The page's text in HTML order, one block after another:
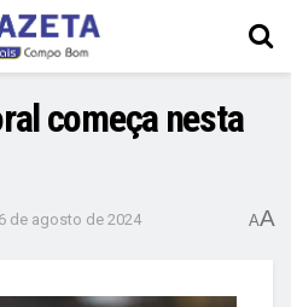
começa nesta
de agosto de 2024 AA